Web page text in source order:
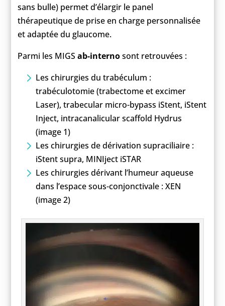
sans bulle) permet d’élargir le panel
thérapeutique de prise en charge personnalisée
et adaptée du glaucome.
Parmi les MIGS ab-internosont retrouvées :
Les chirurgies du trabéculum :
trabéculotomie (trabectome et excimer
Laser), trabecular micro-bypass iStent, iStent
Inject, intracanalicular scaffold Hydrus
(image 1)
Les chirurgies de dérivation supraciliaire :
iStent supra, MINIject iSTAR
Les chirurgies dérivant l’humeur aqueuse
dans l’espace sous-conjonctivale : XEN
(image 2)